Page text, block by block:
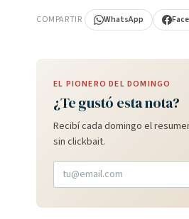
COMPARTIR WhatsApp
EL PIONERO DEL DOMINGO
¿Te gustó esta nota?
Recibí cada domingo el
sin clickbait.